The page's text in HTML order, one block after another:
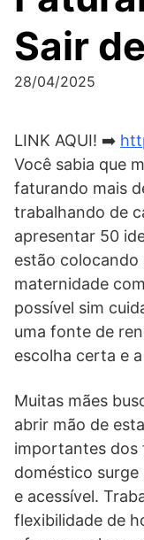
Sair
28/04/2025
LINK AQUI! ➡️
Você sabia que
faturando mais
trabalhando de
apresentar 50
estão colocando
maternidade
possível sim
uma fonte de
escolha certa e
Muitas mães
abrir mão de
importantes dos
doméstico surge
e acessível.
flexibilidade de